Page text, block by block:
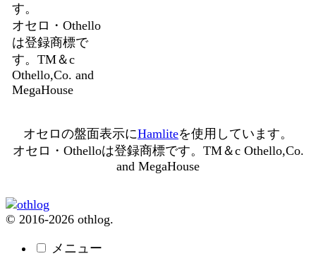
す。
オセロ・Othello
は登録商標で
す。TM＆c
Othello,Co. and
MegaHouse
オセロの盤面表示にHamliteを使用しています。
オセロ・Othelloは登録商標です。TM＆c Othello,Co.
and MegaHouse
© 2016-2026 othlog.
メニュー